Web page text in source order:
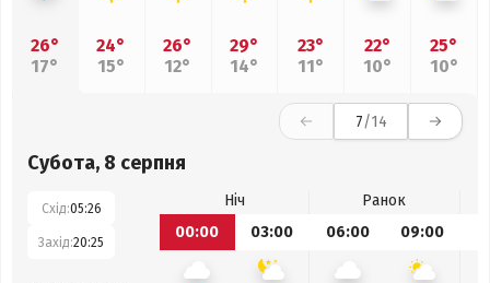
26°
17°
24°
15°
26°
12°
29°
14°
23°
11°
22°
10°
25°
10°
7/14
Субота, 8 серпня
Схід:05:26
Захід:20:25
Ніч
Ранок
00:00
03:00 06:00 09:00